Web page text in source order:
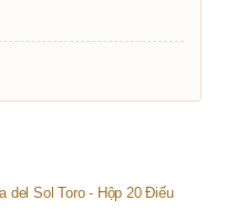
del Sol Toro - Hộp 20 Điếu